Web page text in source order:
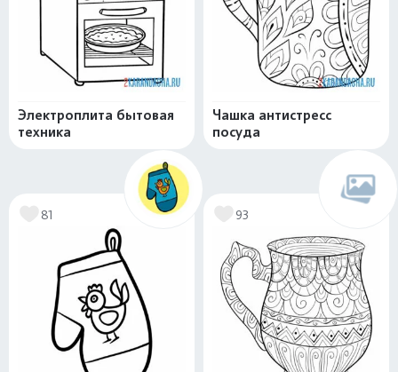
Электроплита бытовая
техника
Чашка антистресс
посуда
81 93